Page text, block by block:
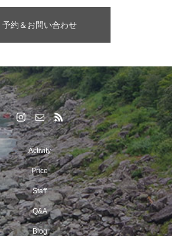
予約＆お問い合わせ
Activity
Price
Staff
Q&A
Blog